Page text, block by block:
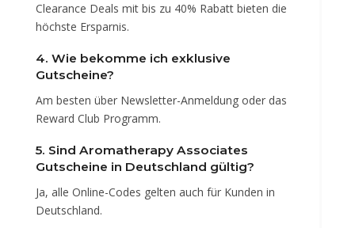
Clearance Deals mit bis zu 40% Rabatt bieten die
höchste Ersparnis.
4. Wie bekomme ich exklusive
Gutscheine?
Am besten über Newsletter-Anmeldung oder das
Reward Club Programm.
5. Sind Aromatherapy Associates
Gutscheine in Deutschland gültig?
Ja, alle Online-Codes gelten auch für Kunden in
Deutschland.